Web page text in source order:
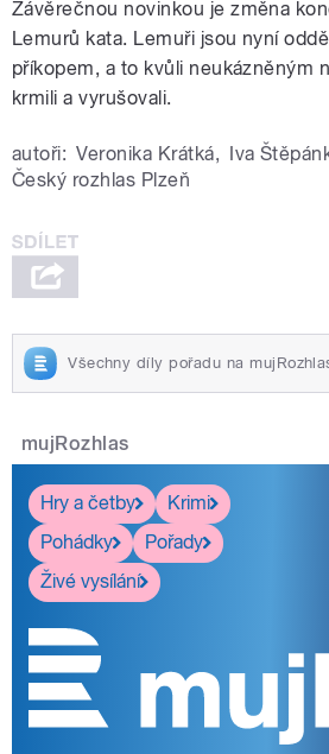
Závěrečnou novinkou je změna
Lemurů kata. Lemuři jsou nyní
příkopem, a to kvůli neukázněným
krmili a vyrušovali.
autoři: Veronika Krátká, Iva
Český rozhlas Plzeň
Všechny díly pořadu na
mujRozhlas
Hry a četby
Krimi
Pohádky
Pořady
Živé vysílání